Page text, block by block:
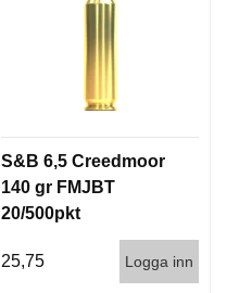
S&B 6,5 Creedmoor
140 gr FMJBT
20/500pkt
25,75 Logga inn